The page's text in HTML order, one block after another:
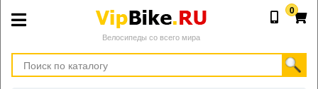
Велосипеды со всего мира
0